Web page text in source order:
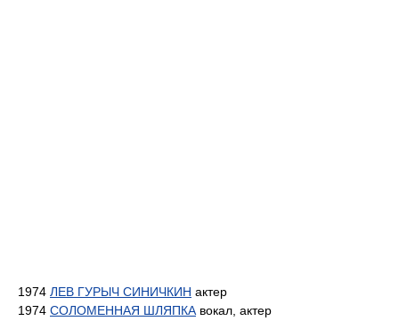
1974 ЛЕВ ГУРЫЧ СИНИЧКИН актер
1974 СОЛОМЕННАЯ ШЛЯПКА вокал, актер